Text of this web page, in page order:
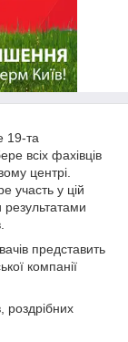
19-та
всіх фахівців
центрі.
участь у цій
представить
компанії
роздрібних